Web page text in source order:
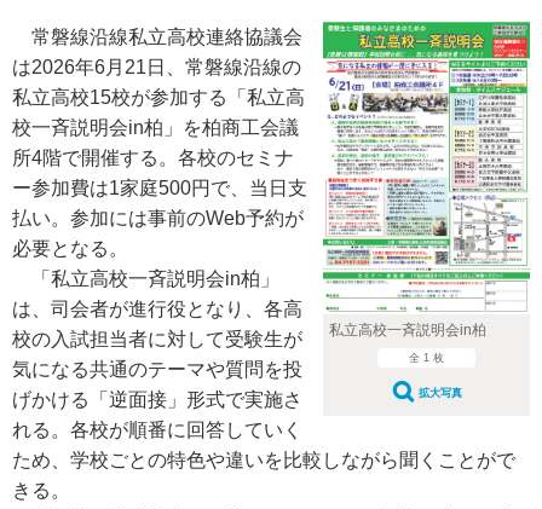
私立高校一斉説明会in柏
全 1 枚
拡大写真
常磐線沿線私立高校連絡協議会
は2026年6月21日、常磐線沿線の
私立高校15校が参加する「私立高
校一斉説明会in柏」を柏商工会議
所4階で開催する。各校のセミナ
ー参加費は1家庭500円で、当日支
払い。参加には事前のWeb予約が
必要となる。
「私立高校一斉説明会in柏」
は、司会者が進行役となり、各高
校の入試担当者に対して受験生が
気になる共通のテーマや質問を投
げかける「逆面接」形式で実施さ
れる。各校が順番に回答していく
ため、学校ごとの特色や違いを比較しながら聞くことがで
きる。